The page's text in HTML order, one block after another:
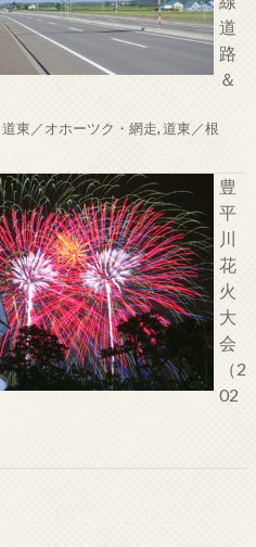
道
路
＆
道東／オホーツク・網走,道東／根
豊
平
川
花
火
大
会
（2
02